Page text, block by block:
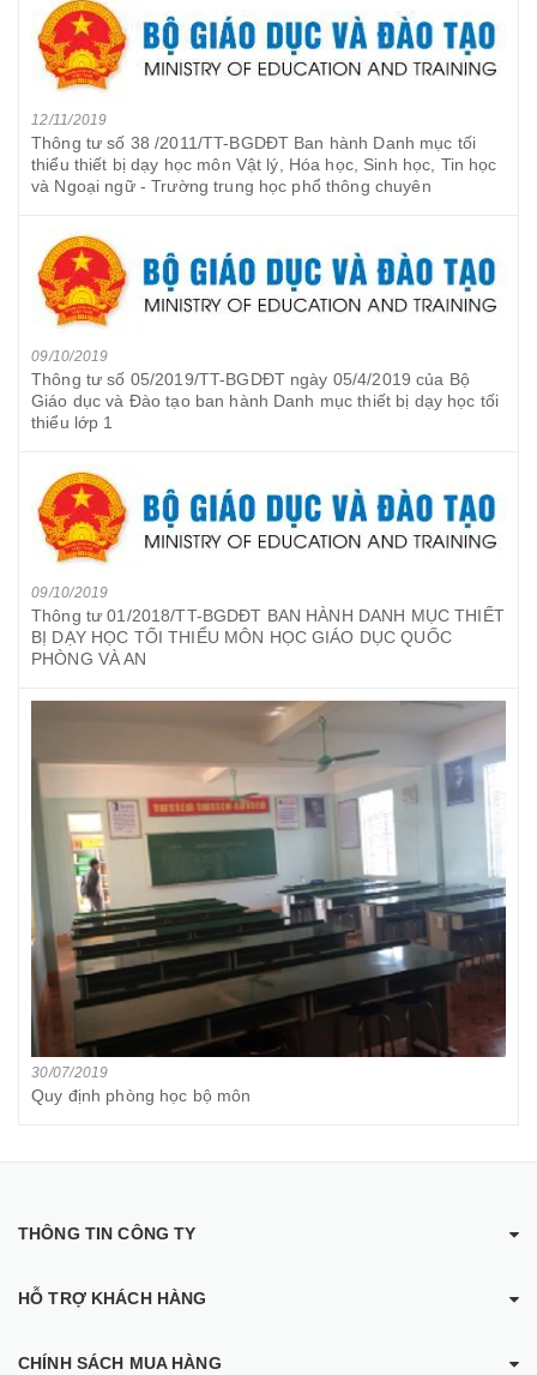
12/11/2019
Thông tư số 38 /2011/TT-BGDĐT Ban hành Danh mục tối
thiểu thiết bị dạy học môn Vật lý, Hóa học, Sinh học, Tin học
và Ngoại ngữ - Trường trung học phổ thông chuyên
09/10/2019
Thông tư số 05/2019/TT-BGDĐT ngày 05/4/2019 của Bộ
Giáo dục và Đào tạo ban hành Danh mục thiết bị dạy học tối
thiểu lớp 1
09/10/2019
Thông tư 01/2018/TT-BGDĐT BAN HÀNH DANH MỤC THIẾT
BỊ DẠY HỌC TỐI THIỂU MÔN HỌC GIÁO DỤC QUỐC
PHÒNG VÀ AN
30/07/2019
Quy định phòng học bộ môn
THÔNG TIN CÔNG TY
HỖ TRỢ KHÁCH HÀNG
CHÍNH SÁCH MUA HÀNG